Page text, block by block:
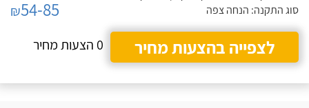
סוג התקנה: הנחה צפה
₪54-85
לצפייה בהצעות מחיר
0 הצעות מחיר